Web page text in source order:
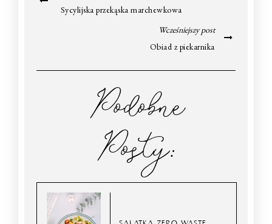
Sycylijska przekąska marchewkowa
Wcześniejszy post
Obiad z piekarnika
Podobne
Posty: